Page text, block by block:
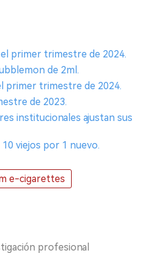
primer trimestre de 2024.
de 2ml.
primer trimestre de 2024.
de 2023.
institucionales ajustan sus
10 viejos por 1 nuevo.
e-cigarettes
profesional